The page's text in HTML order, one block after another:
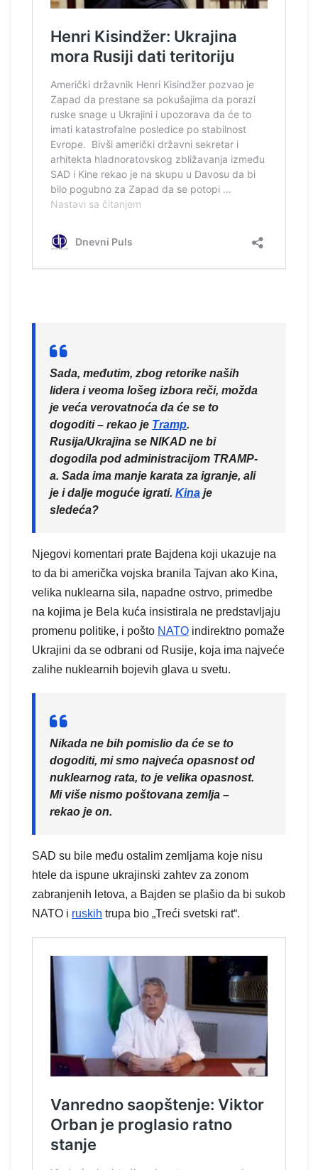
Sada, međutim, zbog retorike naših
lidera i veoma lošeg izbora reči, možda
je veća verovatnoća da će se to
dogoditi – rekao je Tramp.
Rusija/Ukrajina se NIKAD ne bi
dogodila pod administracijom TRAMP-
a. Sada ima manje karata za igranje, ali
je i dalje moguće igrati. Kina je
sledeća?
Njegovi komentari prate Bajdena koji ukazuje na
to da bi američka vojska branila Tajvan ako Kina,
velika nuklearna sila, napadne ostrvo, primedbe
na kojima je Bela kuća insistirala ne predstavljaju
promenu politike, i pošto NATO indirektno pomaže
Ukrajini da se odbrani od Rusije, koja ima najveće
zalihe nuklearnih bojevih glava u svetu.
Nikada ne bih pomislio da će se to
dogoditi, mi smo najveća opasnost od
nuklearnog rata, to je velika opasnost.
Mi više nismo poštovana zemlja –
rekao je on.
SAD su bile među ostalim zemljama koje nisu
htele da ispune ukrajinski zahtev za zonom
zabranjenih letova, a Bajden se plašio da bi sukob
NATO i ruskih trupa bio „Treći svetski rat“.